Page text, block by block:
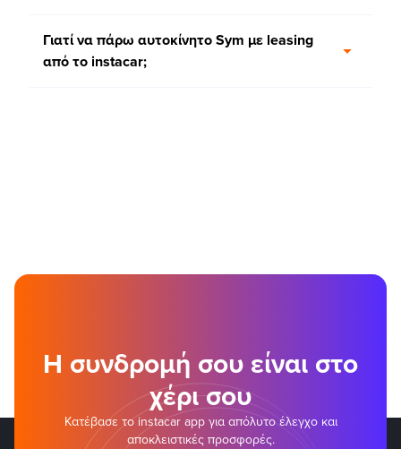
Γιατί να πάρω αυτοκίνητο Sym με leasing
από τo instacar;
Η συνδρομή σου είναι στο
χέρι σου
Κατέβασε το instacar app για απόλυτο έλεγχο και
αποκλειστικές προσφορές.